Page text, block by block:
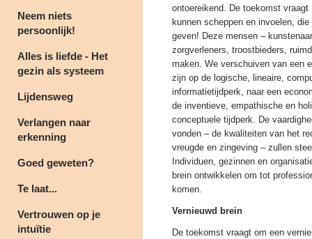
Neem niets
persoonlijk!
Alles is liefde - Het
gezin als systeem
Lijdensweg
Verlangen naar
erkenning
Goed geweten?
Te laat...
Vertrouwen op je
intuïtie
ontoereikend. De toekomst vraagt
kunnen scheppen en invoelen,
geven! Deze mensen –
zorgverleners, troostbieders,
maken. We verschuiven van een
zijn op de logische, lineaire,
informatietijdperk, naar een
de inventieve, empathische en
conceptuele tijdperk. De
vonden – de kwaliteiten van het
vreugde en zingeving – zullen
Individuen, gezinnen en
brein ontwikkelen om tot
komen.
Vernieuwd brein
De toekomst vraagt om een